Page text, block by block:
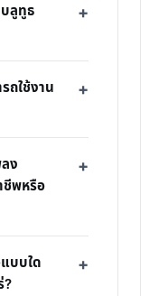
ลูทูธ
ถใช้งาน
ง
ชีพหรือ
บบใด
?